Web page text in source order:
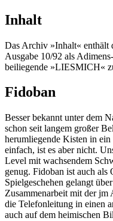
Inhalt
Das Archiv »Inhalt« enthält
Ausgabe 10/92 als
beiliegende »LIESMICH«
Fidoban
Besser bekannt unter dem
schon seit langem großer
herumliegende Kisten in
einfach, ist es aber nicht.
Level mit wachsendem
genug. Fidoban ist auch
Spielgeschehen gelangt
Zusammenarbeit mit der
die Telefonleitung in einen
auch auf dem heimischen